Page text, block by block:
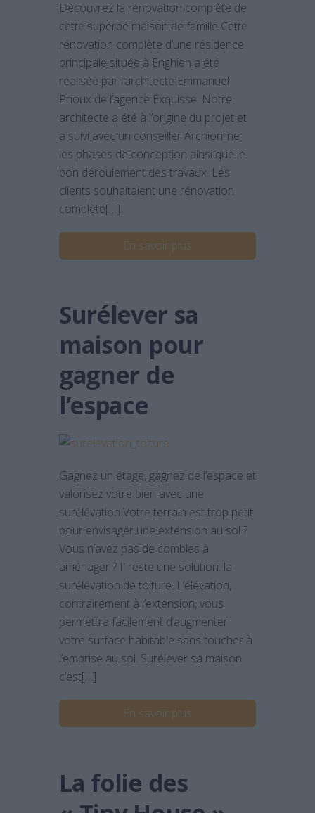
Découvrez la rénovation complète de
cette superbe maison de famille Cette
rénovation complète d’une résidence
principale située à Enghien a été
réalisée par l’architecte Emmanuel
Prioux de l’agence Exquisse. Notre
architecte a été à l’origine du projet et
a suivi avec un conseiller Archionline
les phases de conception ainsi que le
bon déroulement des travaux. Les
clients souhaitaient une rénovation
complète[…]
En savoir plus
Surélever sa
maison pour
gagner de
l’espace
Gagnez un étage, gagnez de l’espace et
valorisez votre bien avec une
surélévation Votre terrain est trop petit
pour envisager une extension au sol ?
Vous n’avez pas de combles à
aménager ? Il reste une solution: la
surélévation de toiture. L’élévation,
contrairement à l’extension, vous
permettra facilement d’augmenter
votre surface habitable sans toucher à
l’emprise au sol. Surélever sa maison
c’est[…]
En savoir plus
La folie des